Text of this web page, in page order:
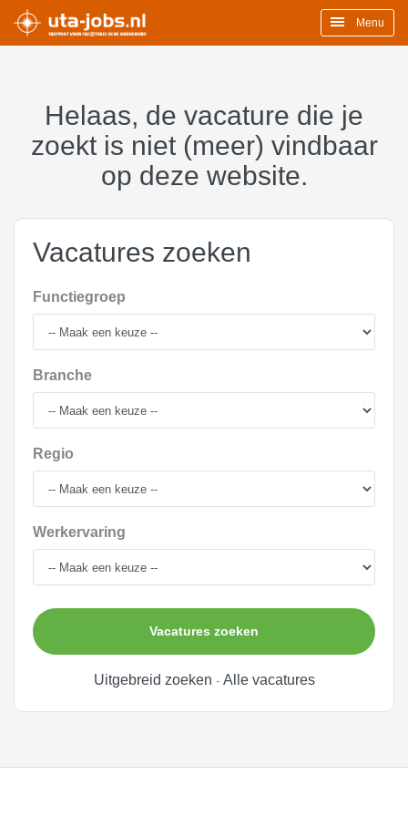
Menu
Helaas, de vacature die je
zoekt is niet (meer) vindbaar
op deze website.
Vacatures zoeken
Functiegroep
Branche
Regio
Werkervaring
Vacatures zoeken
Uitgebreid zoeken - Alle vacatures